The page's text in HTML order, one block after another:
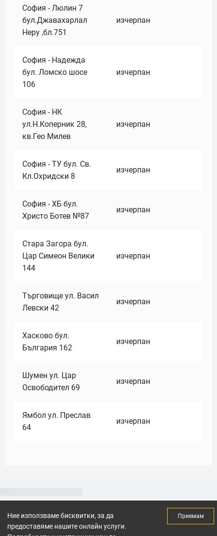
София - Люлин 7
бул.Джавахарлал
Неру ,бл.751
изчерпан
София - Надежда
бул. Ломско шосе
106
изчерпан
София - НК
ул.Н.Коперник 28,
кв.Гео Милев
изчерпан
София - ТУ бул. Св.
Кл.Охридски 8
изчерпан
София - ХБ бул.
Христо Ботев №87
изчерпан
Стара Загора бул.
Цар Симеон Велики
144
изчерпан
Търговище ул. Васил
Левски 42
изчерпан
Хасково бул.
България 162
изчерпан
Шумен ул. Цар
Освободител 69
изчерпан
Ямбол ул. Преслав
64
изчерпан
Ние използваме бисквитки, за да
предоставяме нашите онлайн услуги.
Приемам